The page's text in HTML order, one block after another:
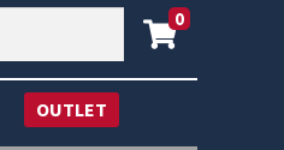
0
OUTLET